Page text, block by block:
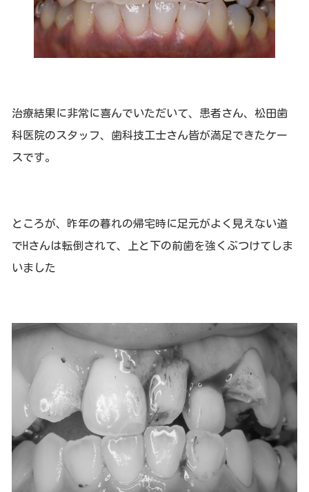
治療結果に非常に喜んでいただいて、患者さん、松田歯
科医院のスタッフ、歯科技工士さん皆が満足できたケー
スです。
ところが、昨年の暮れの帰宅時に足元がよく見えない道
でHさんは転倒されて、上と下の前歯を強くぶつけてしま
いました